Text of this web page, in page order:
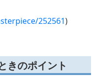
252561)
きのポイント